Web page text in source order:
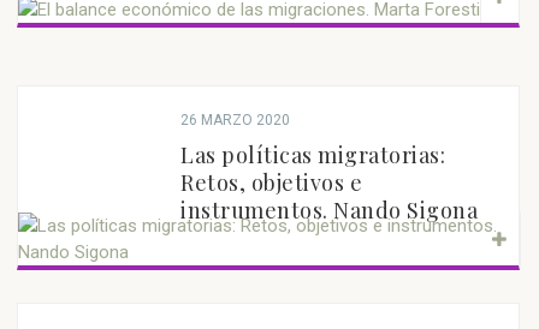
26 MARZO 2020
Las políticas migratorias:
Retos, objetivos e
instrumentos. Nando Sigona